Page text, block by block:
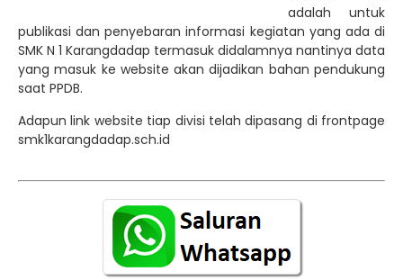
adalah untuk
publikasi dan penyebaran informasi kegiatan yang ada di
SMK N 1 Karangdadap termasuk didalamnya nantinya data
yang masuk ke website akan dijadikan bahan pendukung
saat PPDB.
Adapun link website tiap divisi telah dipasang di frontpage
smk1karangdadap.sch.id